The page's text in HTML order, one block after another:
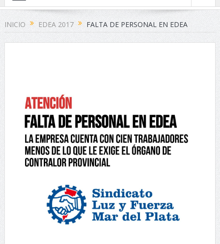
INICIO EDEA 2017 FALTA DE PERSONAL EN EDEA